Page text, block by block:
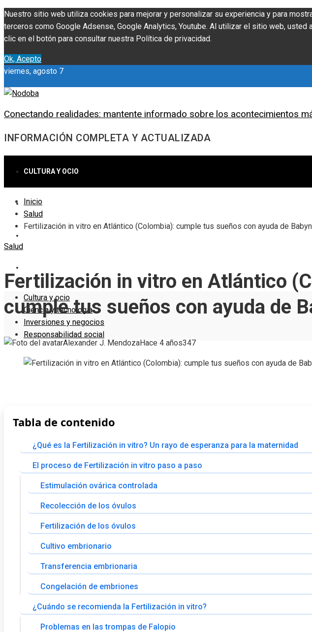
Nuestro sitio web utiliza cookies para mejorar y personalizar su experiencia y para
terceros como Google Adsense, Google Analytics, Youtube. Al utilizar el sitio web,
clic en el botón para consultar nuestra Política de privacidad.
Ok, Acepto
viernes, agosto 7
Conectando realidades: mantente informado sobre los acontecimientos
INFORMACIÓN COMPLETA Y ACTUALIZADA
CULTURA Y OCIO
CIENCIA Y TECNOLOGÍA
Cultura y ocio
Ciencia y tecnología
Inversiones y negocios
Responsabilidad social
Inicio
Salud
Fertilización in vitro en Atlántico (Colombia): cumple tus sueños con ayuda de
Salud
Fertilización in vitro en Atlántico
cumple tus sueños con ayuda de
Alexander J. MendozaHace 4 años347
Tabla de contenido
¿Qué es la Fertilización in vitro? Un rayo de esperanza para la maternidad
El proceso de Fertilización in vitro paso a paso
Estimulación ovárica controlada
Recolección de los óvulos
Fertilización de los óvulos
Cultivo embrionario
Transferencia embrionaria
Congelación de embriones
¿Cuándo se recomienda la Fertilización in vitro?
Problemas en las trompas de Falopio